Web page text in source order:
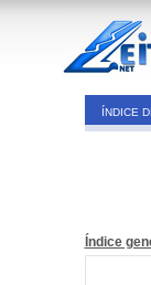
ÍNDICE
Índice